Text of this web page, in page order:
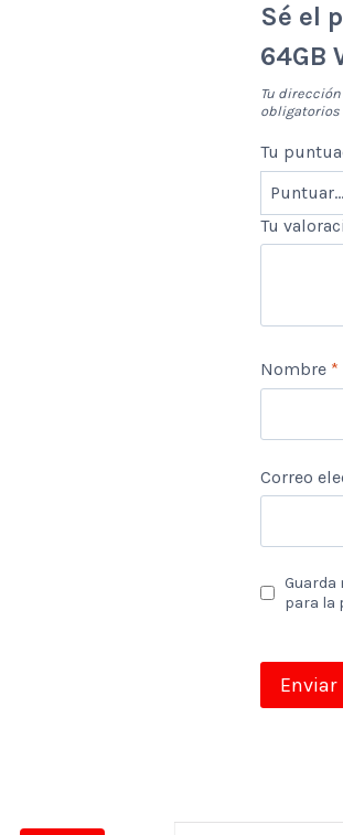
Sé el
64GB
Tu
obligatorios
Tu
Tu
Nombre *
Correo
para la